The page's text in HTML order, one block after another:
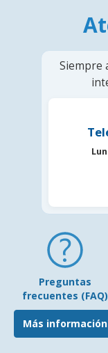
Siempre
Preguntas
frecuentes (FAQ)
Más información